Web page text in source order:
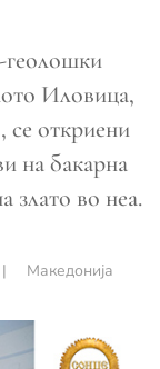
геолошки
Иловица,
откриени
на бакарна
злато во неа.
Македонија